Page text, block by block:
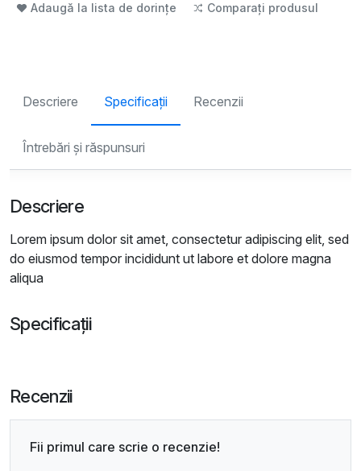
Adaugă la lista de dorințe Comparați produsul
Descriere Specificații Recenzii
Întrebări și răspunsuri
Descriere
Lorem ipsum dolor sit amet, consectetur adipiscing elit, sed
do eiusmod tempor incididunt ut labore et dolore magna
aliqua
Specificații
Recenzii
Fii primul care scrie o recenzie!